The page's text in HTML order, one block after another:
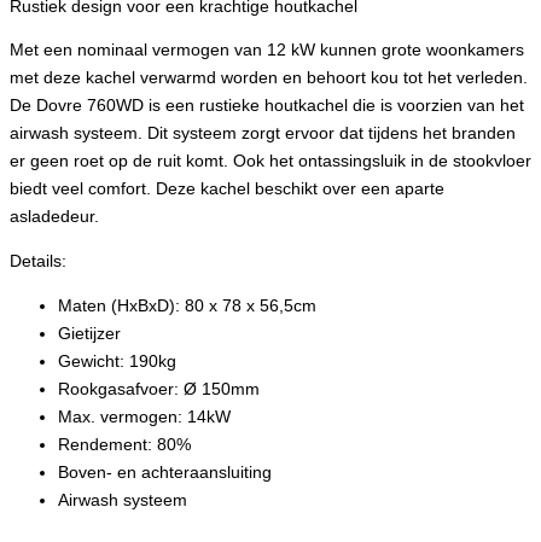
Rustiek design voor een krachtige houtkachel
Met een nominaal vermogen van 12 kW kunnen grote woonkamers
met deze kachel verwarmd worden en behoort kou tot het verleden.
De Dovre 760WD is een rustieke houtkachel die is voorzien van het
airwash systeem. Dit systeem zorgt ervoor dat tijdens het branden
er geen roet op de ruit komt. Ook het ontassingsluik in de stookvloer
biedt veel comfort. Deze kachel beschikt over een aparte
asladedeur.
Details:
Maten (HxBxD): 80 x 78 x 56,5cm
Gietijzer
Gewicht: 190kg
Rookgasafvoer: Ø 150mm
Max. vermogen: 14kW
Rendement: 80%
Boven- en achteraansluiting
Airwash systeem